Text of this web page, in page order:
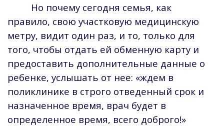
Но почему сегодня семья, как
правило, свою участковую медицинскую
метру, видит один раз, и то, только для
того, чтобы отдать ей обменную карту и
предоставить дополнительные данные о
ребенке, услышать от нее: «ждем в
поликлинике в строго отведенный срок и
назначенное время, врач будет в
определенное время, всего доброго!»